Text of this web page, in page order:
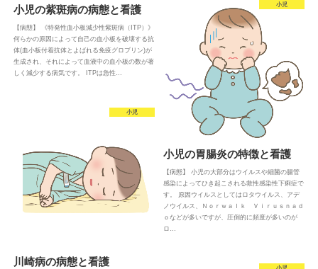
小児の紫斑病の病態と看護
【病態】 《特発性血小板減少性紫斑病（ITP）》
何らかの原因によって自己の血小板を破壊する抗
体(血小板付着抗体とよばれる免疫グロブリン)が
生成され、それによって血液中の血小板の数が著
しく減少する病気です。 ITPは急性…
小児
小児の胃腸炎の特徴と看護
【病態】 小児の大部分はウイルスや細菌の腸管
感染によってひき起こされる救性感染性下痢症で
す。 原因ウイルスとしてはロタウイルス、アデ
ノウイルス、Ｎｏｒｗａｌｋ Ｖｉｒｕｓｎａｄ
ｏなどが多いですが、圧倒的に頻度が多いのが
ロ…
小児
川崎病の病態と看護